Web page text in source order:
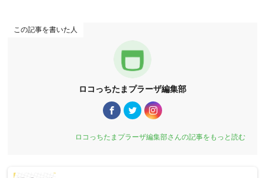
この記事を書いた人
ロコっちたまプラーザ編集部
ロコっちたまプラーザ編集部さんの記事をもっと読む